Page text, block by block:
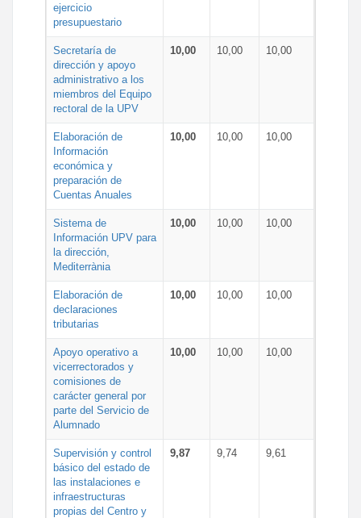
ejercicio
presupuestario
Secretaría de
dirección y apoyo
administrativo a los
miembros del Equipo
rectoral de la UPV
10,00 10,00 10,00
Elaboración de
Información
económica y
preparación de
Cuentas Anuales
10,00 10,00 10,00
Sistema de
Información UPV para
la dirección,
Mediterrània
10,00 10,00 10,00
Elaboración de
declaraciones
tributarias
10,00 10,00 10,00
Apoyo operativo a
vicerrectorados y
comisiones de
carácter general por
parte del Servicio de
Alumnado
10,00 10,00 10,00
Supervisión y control
básico del estado de
las instalaciones e
infraestructuras
propias del Centro y
9,87 9,74 9,61